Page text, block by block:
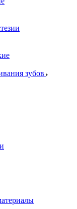
зубов